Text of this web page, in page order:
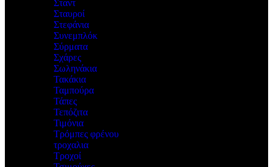
Σταντ
Σταυροί
Στεφάνια
Συνεμπλόκ
Σύρματα
Σχάρες
Σωληνάκια
Τακάκια
Ταμπούρα
Τάπες
Τεπόζιτα
Τιμόνια
Τρόμπες φρένου
τροχαλια
Τροχοί